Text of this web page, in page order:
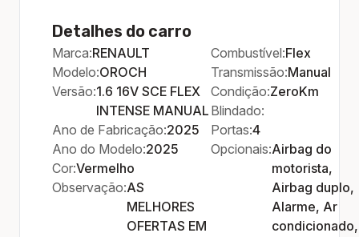
Detalhes do carro
Marca:RENAULT
Modelo:OROCH
Versão:1.6 16V SCE FLEX
INTENSE MANUAL
Ano de Fabricação:2025
Ano do Modelo:2025
Cor:Vermelho
Observação:AS
MELHORES
OFERTAS EM
Combustível:Flex
Transmissão:Manual
Condição:ZeroKm
Blindado:
Portas:4
Opcionais:Airbag do
motorista,
Airbag duplo,
Alarme, Ar
condicionado,